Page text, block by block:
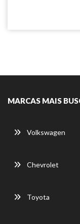
MARCAS MAIS
Volkswagen
Chevrolet
Toyota